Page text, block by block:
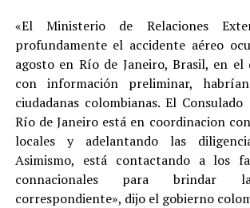
«El Ministerio de Relaciones
profundamente el accidente aéreo
agosto en Río de Janeiro, Brasil, en el
con información preliminar,
ciudadanas colombianas. El
Río de Janeiro está en coordinacion
locales y adelantando las
Asimismo, está contactando a los
connacionales para brindar
correspondiente», dijo el gobierno